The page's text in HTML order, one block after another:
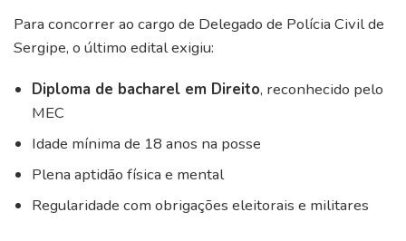
Para concorrer ao cargo de Delegado de Polícia Civil de
Sergipe, o último edital exigiu:
Diploma de bacharel em Direito, reconhecido pelo
MEC
Idade mínima de 18 anos na posse
Plena aptidão física e mental
Regularidade com obrigações eleitorais e militares